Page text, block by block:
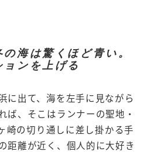
の海は驚くほど青い。
ョンを上げる
に出て、海を左手に見ながら
ば、そこはランナーの聖地・
崎の切り通しに差し掛かる手
距離が近く、個人的に大好き